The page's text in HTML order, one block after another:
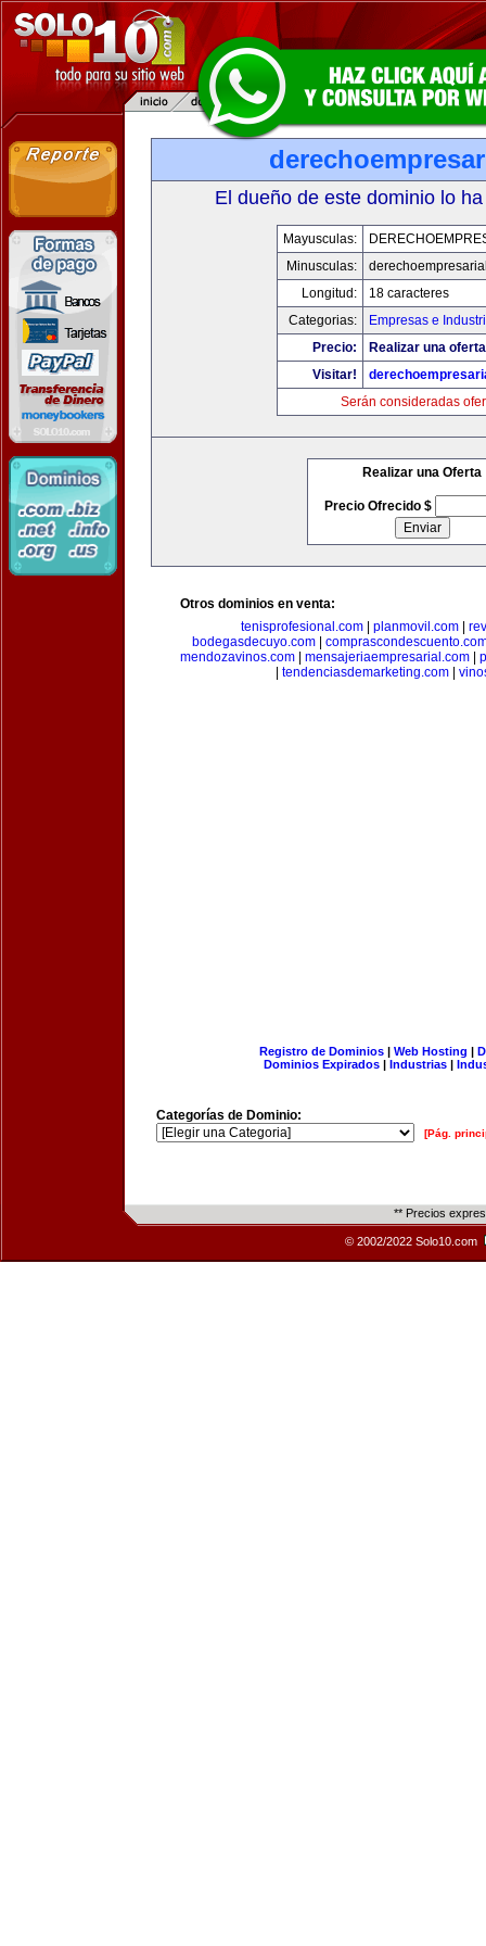
El dueño de este dominio lo
Mayusculas:
Minusculas:
Longitud:
18 caracteres
Categorias:
Empresas e
Precio:
Realizar una
Visitar!
Serán consideradas
Realizar una Oferta
Precio Ofrecido $
Otros dominios en venta:
tenisprofesional.com
planmovil.com
bodegasdecuyo.com
mendozavinos.com
mensajeriaempresarial.com
tendenciasdemarketing.com
Registro de Dominios| Web Hosting |
Dominios Expirados | Industrias |
Categorías de Dominio:
[Pág.
** Precios
© 2002/2022 Solo10.com